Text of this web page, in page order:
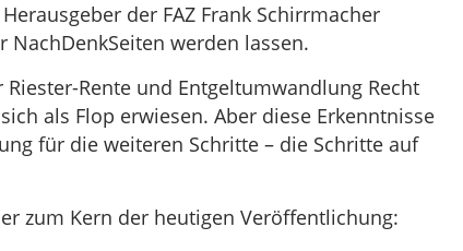
der FAZ Frank Schirrmacher
werden lassen.
Rente und Entgeltumwandlung Recht
als Flop erwiesen. Aber diese Erkenntnisse
für die weiteren Schritte – die Schritte auf
zum Kern der heutigen Veröffentlichung: